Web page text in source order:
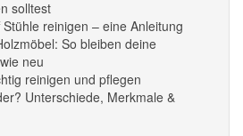
solltest
reinigen – eine Anleitung
So bleiben deine
neu​
reinigen und pflegen
Unterschiede, Merkmale &